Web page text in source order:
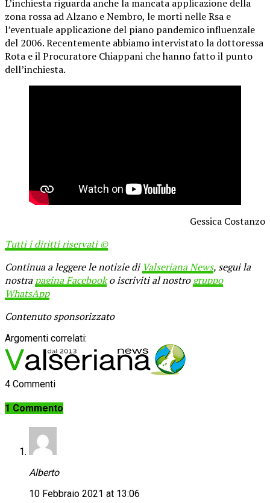
L’inchiesta riguarda anche la mancata applicazione della
zona rossa ad Alzano e Nembro, le morti nelle Rsa e
l’eventuale applicazione del piano pandemico influenzale
del 2006. Recentemente abbiamo intervistato la dottoressa
Rota e il Procuratore Chiappani che hanno fatto il punto
dell’inchiesta.
Gessica Costanzo
Tutti i diritti riservati ©
Continua a leggere le notizie di Valseriana News, segui la
nostrapagina Facebooko iscriviti al nostrogruppo
WhatsApp
Contenuto sponsorizzato
Argomenti correlati:
4 Commenti
1 Commento
Alberto
10 Febbraio 2021 at 13:06